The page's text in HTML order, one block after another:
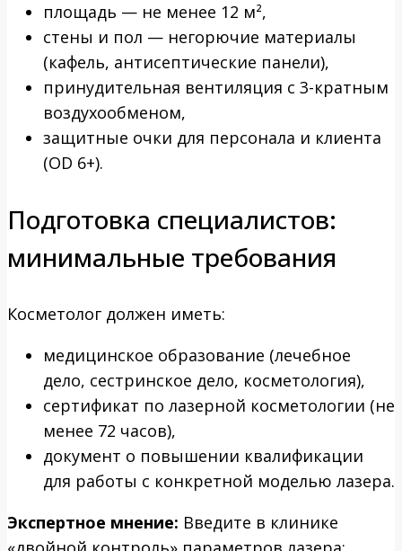
площадь — не менее 12 м²,
стены и пол — негорючие материалы
(кафель, антисептические панели),
принудительная вентиляция с 3-кратным
воздухообменом,
защитные очки для персонала и клиента
(OD 6+).
Подготовка специалистов:
минимальные требования
Косметолог должен иметь:
медицинское образование (лечебное
дело, сестринское дело, косметология),
сертификат по лазерной косметологии (не
менее 72 часов),
документ о повышении квалификации
для работы с конкретной моделью лазера.
Экспертное мнение: Введите в клинике